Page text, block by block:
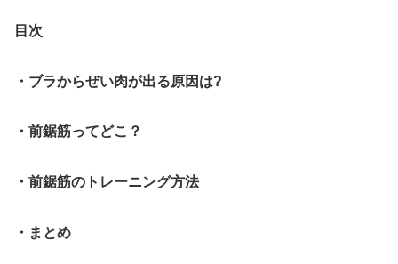
目次
・ブラからぜい肉が出る原因は?
・前鋸筋ってどこ？
・前鋸筋のトレーニング方法
・まとめ